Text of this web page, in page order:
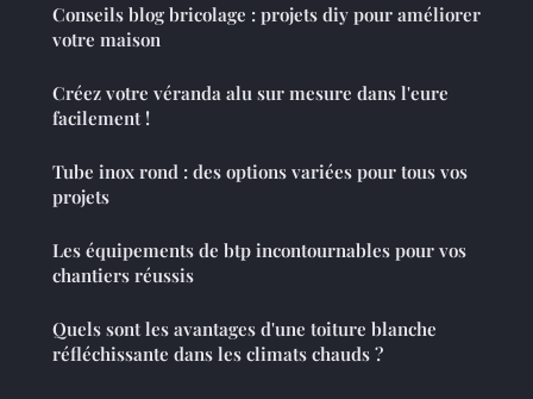
Conseils blog bricolage : projets diy pour améliorer
votre maison
Créez votre véranda alu sur mesure dans l'eure
facilement !
Tube inox rond : des options variées pour tous vos
projets
Les équipements de btp incontournables pour vos
chantiers réussis
Quels sont les avantages d'une toiture blanche
réfléchissante dans les climats chauds ?